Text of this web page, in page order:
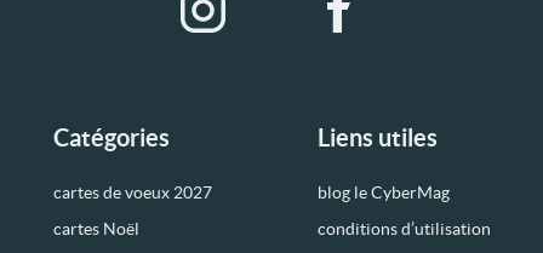
Catégories
cartes de voeux 2027
cartes Noël
Liens utiles
blog le CyberMag
conditions d’utilisation